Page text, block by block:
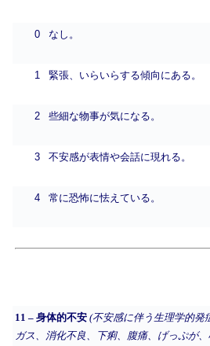
0 なし。
1 緊張、いらいらする傾向にある。
2 些細な物事が気になる。
3 不安感が表情や会話に現れる。
4 常に恐怖に怯えている。
11 – 身体的不安 (不安感に伴う生理学的発
ガス、消化不良、下痢、腹痛、げっぷが